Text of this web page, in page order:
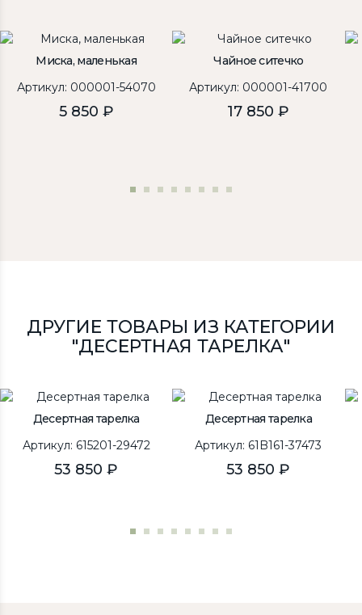
Миска, маленькая
Артикул: 000001-54070
5 850 ₽
Чайное ситечко
Артикул: 000001-41700
17 850 ₽
ДРУГИЕ ТОВАРЫ ИЗ КАТЕГОРИИ
"ДЕСЕРТНАЯ ТАРЕЛКА"
Десертная тарелка
Артикул: 615201-29472
53 850 ₽
Десертная тарелка
Артикул: 61B161-37473
53 850 ₽